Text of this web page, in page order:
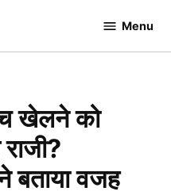
Menu
खेलने को
बताया वजह